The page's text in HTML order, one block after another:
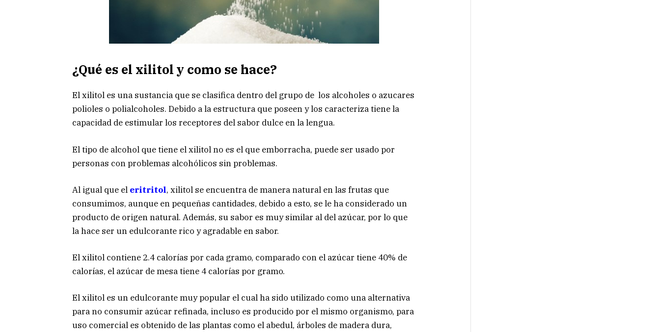
¿Qué es el xilitol y como se hace?
El xilitol es una sustancia que se clasifica dentro del grupo de los alcoholes o azucares
polioles o polialcoholes. Debido a la estructura que poseen y los caracteriza tiene la
capacidad de estimular los receptores del sabor dulce en la lengua.
El tipo de alcohol que tiene el xilitol no es el que emborracha, puede ser usado por
personas con problemas alcohólicos sin problemas.
Al igual que el eritritol, xilitol se encuentra de manera natural en las frutas que
consumimos, aunque en pequeñas cantidades, debido a esto, se le ha considerado un
producto de origen natural. Además, su sabor es muy similar al del azúcar, por lo que
la hace ser un edulcorante rico y agradable en sabor.
El xilitol contiene 2.4 calorías por cada gramo, comparado con el azúcar tiene 40% de
calorías, el azúcar de mesa tiene 4 calorías por gramo.
El xilitol es un edulcorante muy popular el cual ha sido utilizado como una alternativa
para no consumir azúcar refinada, incluso es producido por el mismo organismo, para
uso comercial es obtenido de las plantas como el abedul, árboles de madera dura,